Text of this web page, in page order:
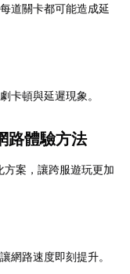
道關卡都可能造成延
卡頓與延遲現象。
路體驗方法
方案，讓跨服遊玩更加
網路速度即刻提升。